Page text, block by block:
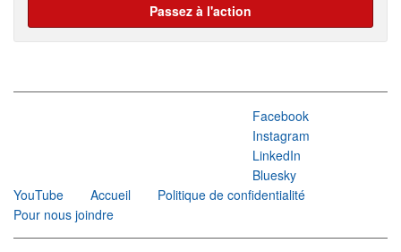
Passez à l'action
Facebook
Instagram
LinkedIn
Bluesky
YouTube
Accueil
Politique de confidentialité
Pour nous joindre